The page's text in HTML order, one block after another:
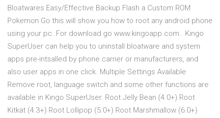
Bloatwares Easy/Effective Backup Flash a Custom ROM
Pokemon Go this will show you how to root any android phone
using your pc..For download go www.kingoapp.com.. Kingo
SuperUser can help you to uninstall bloatware and system
apps pre-intsalled by phone carrier or manufacturers, and
also user apps in one click. Multiple Settings Available
Remove root, language switch and some other functions are
available in Kingo SuperUser. Root Jelly Bean (4.0+) Root
Kitkat (4.3+) Root Lollipop (5.0+) Root Marshmallow (6.0+)